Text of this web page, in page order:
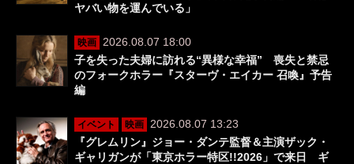
ヤバい物を運んでいる」
映画
2026.08.07 18:00
子を失った夫婦に訪れる“異様な幸福” 喪失と禁忌
のフォークホラー『スターヴ・エイカー 召喚』予告
編
イベント 映画
2026.08.07 13:23
『グレムリン』ジョー・ダンテ監督＆主演ザック・
ギャリガンが「東京ホラー特区!!2026」で来日 ギ